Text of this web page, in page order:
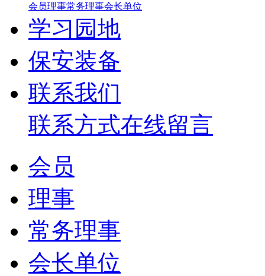
会员理事常务理事会长单位
学习园地
保安装备
联系我们
联系方式在线留言
会员
理事
常务理事
会长单位